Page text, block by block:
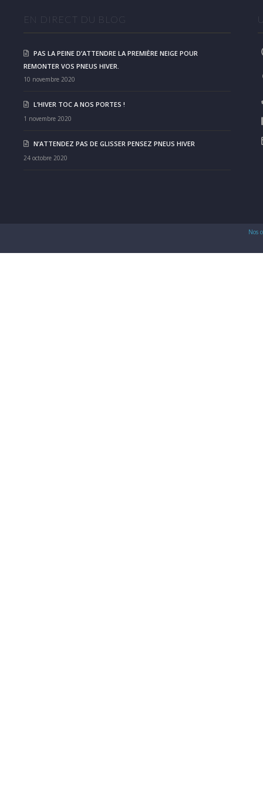
EN DIRECT DU BLOG
PAS LA PEINE D’ATTENDRE LA PREMIÈRE NEIGE POUR
REMONTER VOS PNEUS HIVER.
10 novembre 2020
L’HIVER TOC A NOS PORTES !
1 novembre 2020
N’ATTENDEZ PAS DE GLISSER PENSEZ PNEUS HIVER
24 octobre 2020
Nos